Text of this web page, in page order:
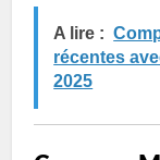
A lire :
récentes
2025